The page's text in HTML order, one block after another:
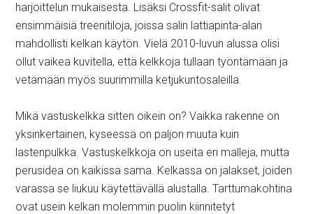
harjoittelun mukaisesta. Lisäksi Crossfit-salit olivat
ensimmäisiä treenitiloja, joissa salin lattiapinta-alan
mahdollisti kelkan käytön. Vielä 2010-luvun alussa olisi
ollut vaikea kuvitella, että kelkkoja tullaan työntämään ja
vetämään myös suurimmilla ketjukuntosaleilla.
Mikä vastuskelkka sitten oikein on? Vaikka rakenne on
yksinkertainen, kyseessä on paljon muuta kuin
lastenpulkka. Vastuskelkkoja on useita eri malleja, mutta
perusidea on kaikissa sama. Kelkassa on jalakset, joiden
varassa se liukuu käytettävällä alustalla. Tarttumakohtina
ovat usein kelkan molemmin puolin kiinnitetyt